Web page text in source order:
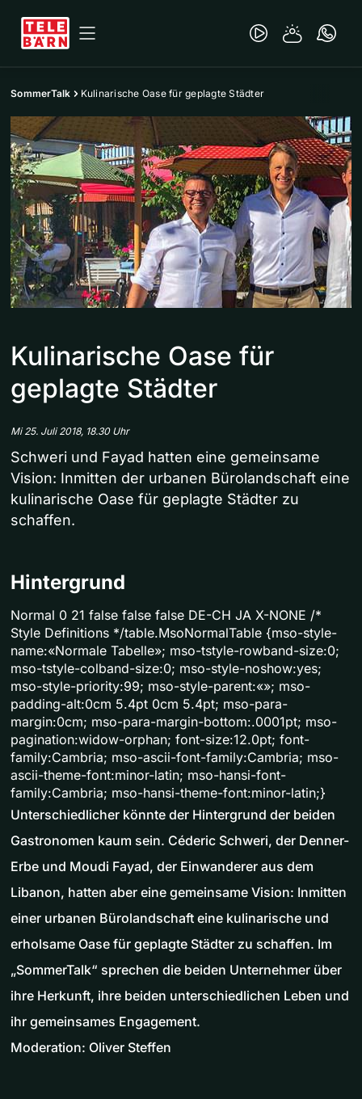
SommerTalk Kulinarische Oase für geplagte Städter
Kulinarische Oase für
geplagte Städter
Mi 25. Juli 2018, 18.30 Uhr
Schweri und Fayad hatten eine gemeinsame
Vision: Inmitten der urbanen Bürolandschaft eine
kulinarische Oase für geplagte Städter zu
schaffen.
Hintergrund
Normal 0 21 false false false DE-CH JA X-NONE /*
Style Definitions */table.MsoNormalTable {mso-style-
name:«Normale Tabelle»; mso-tstyle-rowband-size:0;
mso-tstyle-colband-size:0; mso-style-noshow:yes;
mso-style-priority:99; mso-style-parent:«»; mso-
padding-alt:0cm 5.4pt 0cm 5.4pt; mso-para-
margin:0cm; mso-para-margin-bottom:.0001pt; mso-
pagination:widow-orphan; font-size:12.0pt; font-
family:Cambria; mso-ascii-font-family:Cambria; mso-
ascii-theme-font:minor-latin; mso-hansi-font-
family:Cambria; mso-hansi-theme-font:minor-latin;}
Unterschiedlicher könnte der Hintergrund der beiden
Gastronomen kaum sein. Céderic Schweri, der Denner-
Erbe und Moudi Fayad, der Einwanderer aus dem
Libanon, hatten aber eine gemeinsame Vision: Inmitten
einer urbanen Bürolandschaft eine kulinarische und
erholsame Oase für geplagte Städter zu schaffen. Im
„SommerTalk“ sprechen die beiden Unternehmer über
ihre Herkunft, ihre beiden unterschiedlichen Leben und
ihr gemeinsames Engagement.
Moderation: Oliver Steffen